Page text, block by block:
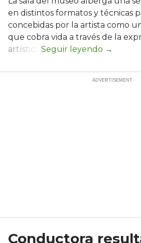
en distintos formatos y técnicas
concebidas por la artista como
que cobra vida a través de la
artística.
Conductora